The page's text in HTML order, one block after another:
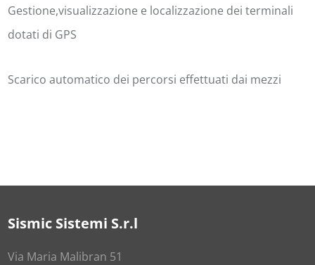
Gestione,visualizzazione e localizzazione dei terminali
dotati di GPS
Scarico automatico dei percorsi effettuati dai mezzi
Sismic Sistemi S.r.l
Via Maria Malibran 51